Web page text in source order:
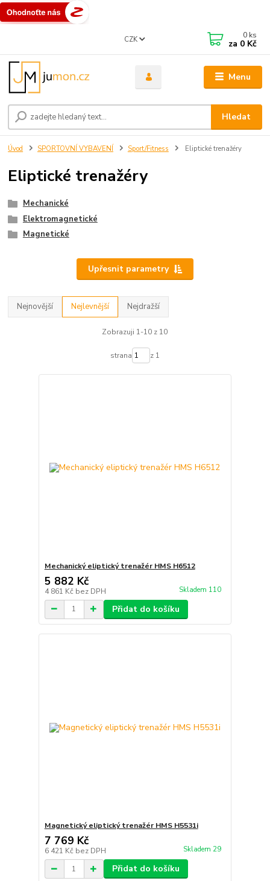
Menu
CZK
Hledat
0 ks
za 0 Kč
Úvod SPORTOVNÍ VYBAVENÍ Sport/Fitness Eliptické trenažéry
Eliptické trenažéry
Mechanické
Elektromagnetické
Magnetické
Upřesnit parametry
Nejnovější Nejlevnější Nejdražší
Zobrazuji 1-10 z 10
strana z 1
Mechanický eliptický trenažér HMS H6512
5 882 Kč
4 861 Kč bez DPH Skladem 110
Přidat do košíku
Magnetický eliptický trenažér HMS H5531i
7 769 Kč
6 421 Kč bez DPH Skladem 29
Přidat do košíku